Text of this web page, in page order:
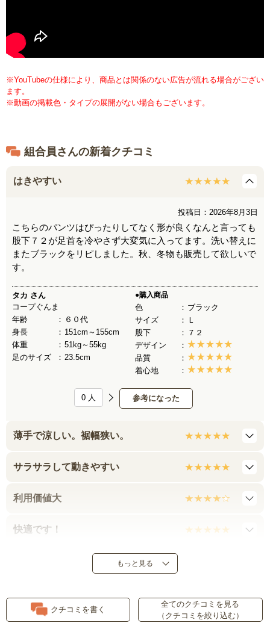
※YouTubeの仕様により、商品とは関係のない広告が流れる場合がござい
ます。
※動画の掲載色・タイプの展開がない場合もございます。
組合員さんの新着クチコミ
はきやすい
投稿日：2026年8月3日
こちらのパンツはぴったりしてなく形が良くなんと言っても
股下７２が足首を冷やさず大変気に入ってます。洗い替えに
またブラックをリピしました。秋、冬物も販売して欲しいで
す。
タカ さん
コープぐんま
年齢
６０代
身長
151cm～155cm
体重
51kg～55kg
足のサイズ
23.5cm
●購入商品
色
ブラック
サイズ
Ｌ
股下
７２
デザイン
品質
着心地
参考になった
0 人
薄手で涼しい。裾幅狭い。
サラサラして動きやすい
利用価値大
快適です！
細身ですが大丈夫でした
もっと見る
クチコミを書く
全てのクチコミを見る
（クチコミを絞り込む）